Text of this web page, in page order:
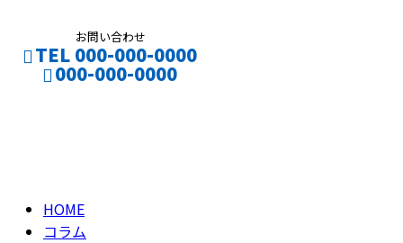
お問い合わせ
TEL 000-000-0000
000-000-0000
HOME
コラム